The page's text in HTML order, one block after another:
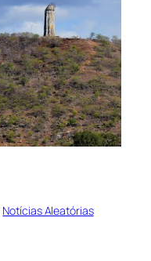
Notícias Aleatórias